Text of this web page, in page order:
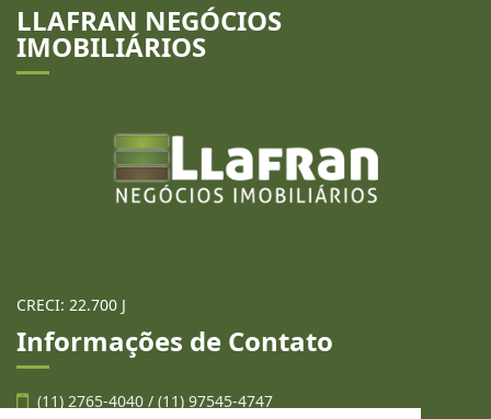
LLAFRAN NEGÓCIOS
IMOBILIÁRIOS
CRECI: 22.700 J
Informações de Contato
(11) 2765-4040 / (11) 97545-4747